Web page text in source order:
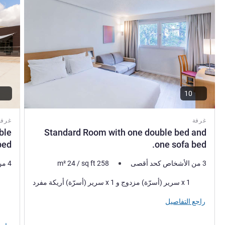
غرفة
Standard Room with one double bed and
one sofa bed.
10
3 من الأشخاص كحد أقصى m²24/sq ft 258
فرش السرير
1 x سرير (أسرّة) مزدوج و 1 x سرير (أسرّة) أريكة مفرد
راجع التفاصيل
4 من الأشخاص كحد أقصى